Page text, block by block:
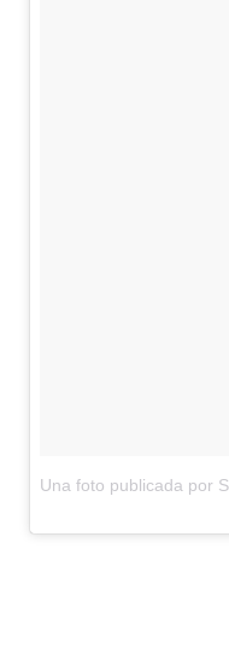
Una foto publicada por